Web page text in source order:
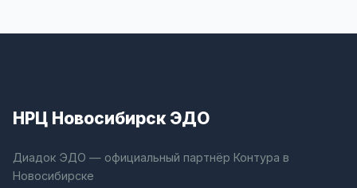
НРЦ Новосибирск ЭДО
Диадок ЭДО — официальный партнёр Контура в
Новосибирске